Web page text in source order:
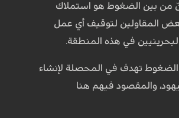
من بين الضغوط هو استملاك
المقاولين لتوقيف أي عمل
في هذه المنطقة.
تهدف في المحصلة لإنشاء
والمقصود فيهم هنا